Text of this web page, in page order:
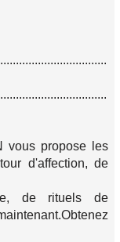
vous propose les
d'affection, de
de rituels de